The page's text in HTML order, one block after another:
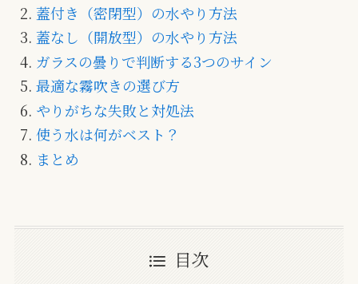
蓋付き（密閉型）の水やり方法
蓋なし（開放型）の水やり方法
ガラスの曇りで判断する3つのサイン
最適な霧吹きの選び方
やりがちな失敗と対処法
使う水は何がベスト？
まとめ
目次